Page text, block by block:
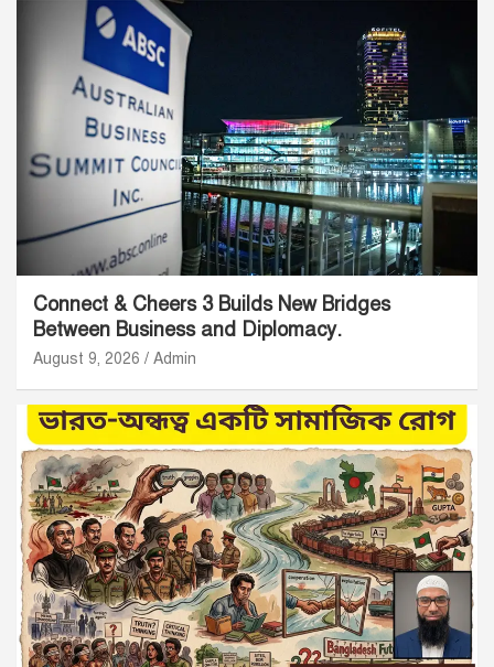
Connect & Cheers 3 Builds New Bridges
Between Business and Diplomacy.
August 9, 2026 Admin